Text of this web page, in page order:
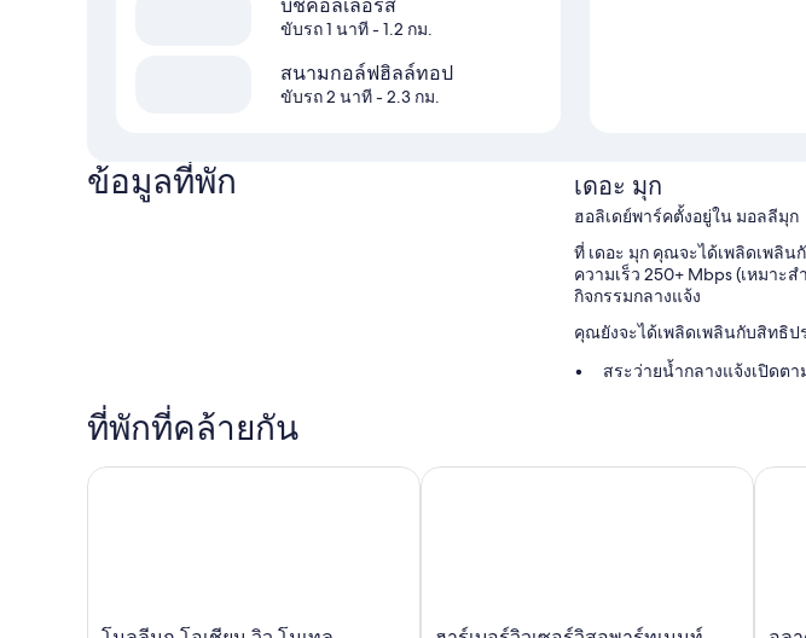
บีชคอลเลอร์ส
ขับรถ 1 นาที- 1.2 กม.
สนามกอล์ฟฮิลล์ทอป
ขับรถ 2 นาที- 2.3 กม.
ข้อมูลที่พัก เดอะ มุก
ฮอลิเดย์พาร์คตั้งอยู่ใน มอลลีมุก
ที่ เดอะ มุก คุณจะได้เพลิดเพลิ
ความเร็ว 250+ Mbps (เหมาะ
กิจกรรมกลางแจ้ง
คุณยังจะได้เพลิดเพลินกับสิทธิ
สระว่ายน้ำกลางแจ้งเปิดตา
สิ่งอำนวยความสะดวกในห้องพัก
ที่พักที่คล้ายกัน
โมลลีมุก โอเชียน วิว โมเทล - ต้อนรับแขกอายุ 18 ปีขึ้นไปฮาร์เบอร์วิวเซอร์วิสอพาร์ทเมนท์ อูลาดุ